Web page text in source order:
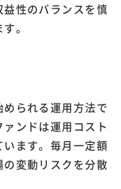
性のバランスを慎
。
られる運用方法で
ンドは運用コスト
ます。毎月一定額
変動リスクを分散